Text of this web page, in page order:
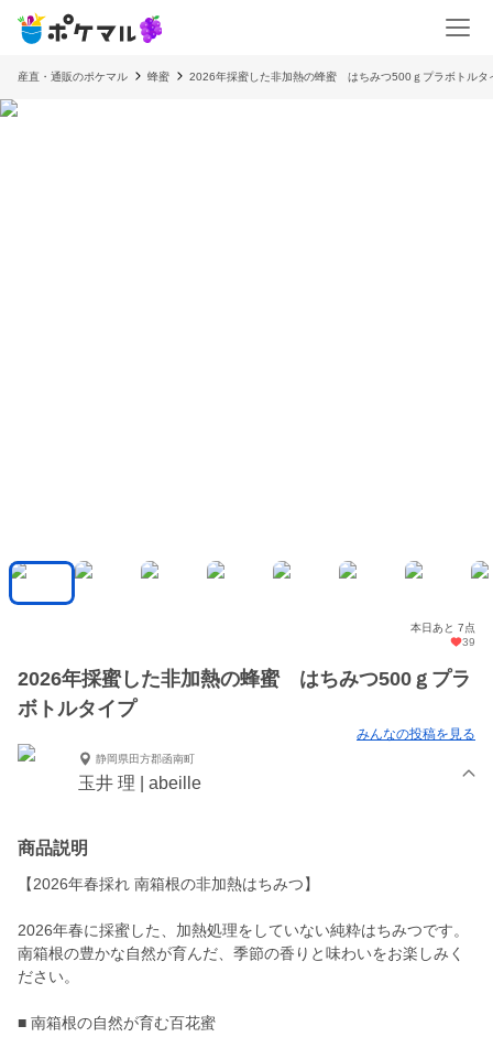
産直・通販のポケマル 蜂蜜 2026年採蜜した非加熱の蜂蜜 はちみつ500ｇプラボトルタ
本日あと 7点
39
2026年採蜜した非加熱の蜂蜜 はちみつ500ｇプラ
ボトルタイプ
みんなの投稿を見る
静岡県田方郡函南町
玉井 理 | abeille
商品説明
【2026年春採れ 南箱根の非加熱はちみつ】
2026年春に採蜜した、加熱処理をしていない純粋はちみつです。
南箱根の豊かな自然が育んだ、季節の香りと味わいをお楽しみく
ださい。
■ 南箱根の自然が育む百花蜜